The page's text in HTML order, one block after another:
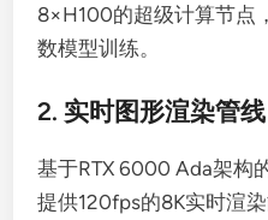
8×H100的超级计算节点
数模型训练。
2. 实时图形渲染管线
基于RTX 6000 Ada架构
提供120fps的8K实时渲